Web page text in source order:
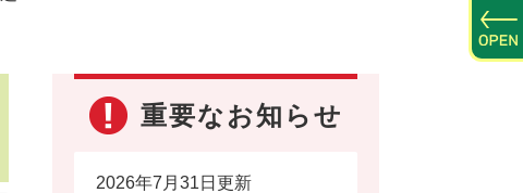
重要なお知らせ
2026年7月31日更新